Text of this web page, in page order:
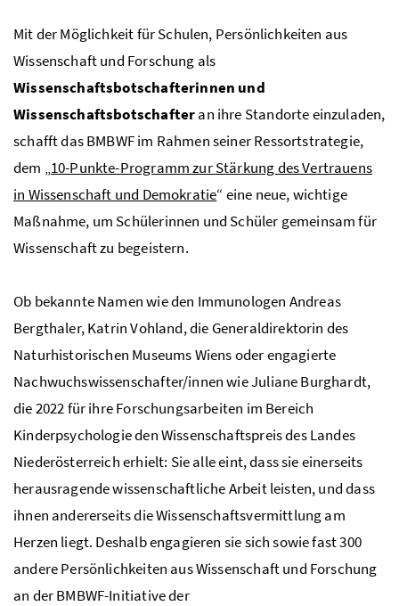
Mit der Möglichkeit für Schulen, Persönlichkeiten aus
Wissenschaft und Forschung als
Wissenschaftsbotschafterinnen und
Wissenschaftsbotschafteran ihre Standorte einzuladen,
schafft dasBMBWFim Rahmen seiner Ressortstrategie,
dem „10-Punkte-Programm zur Stärkung des Vertrauens
in Wissenschaft und Demokratie“ eine neue, wichtige
Maßnahme, um Schülerinnen und Schüler gemeinsam für
Wissenschaft zu begeistern.
Ob bekannte Namen wie den Immunologen Andreas
Bergthaler, Katrin Vohland, die Generaldirektorin des
Naturhistorischen Museums Wiens oder engagierte
Nachwuchswissenschafter/innen wie Juliane Burghardt,
die 2022 für ihre Forschungsarbeiten im Bereich
Kinderpsychologie den Wissenschaftspreis des Landes
Niederösterreich erhielt: Sie alle eint, dass sie einerseits
herausragende wissenschaftliche Arbeit leisten, und dass
ihnen andererseits die Wissenschaftsvermittlung am
Herzen liegt. Deshalb engagieren sie sich sowie fast 300
andere Persönlichkeiten aus Wissenschaft und Forschung
an derBMBWF-Initiative der